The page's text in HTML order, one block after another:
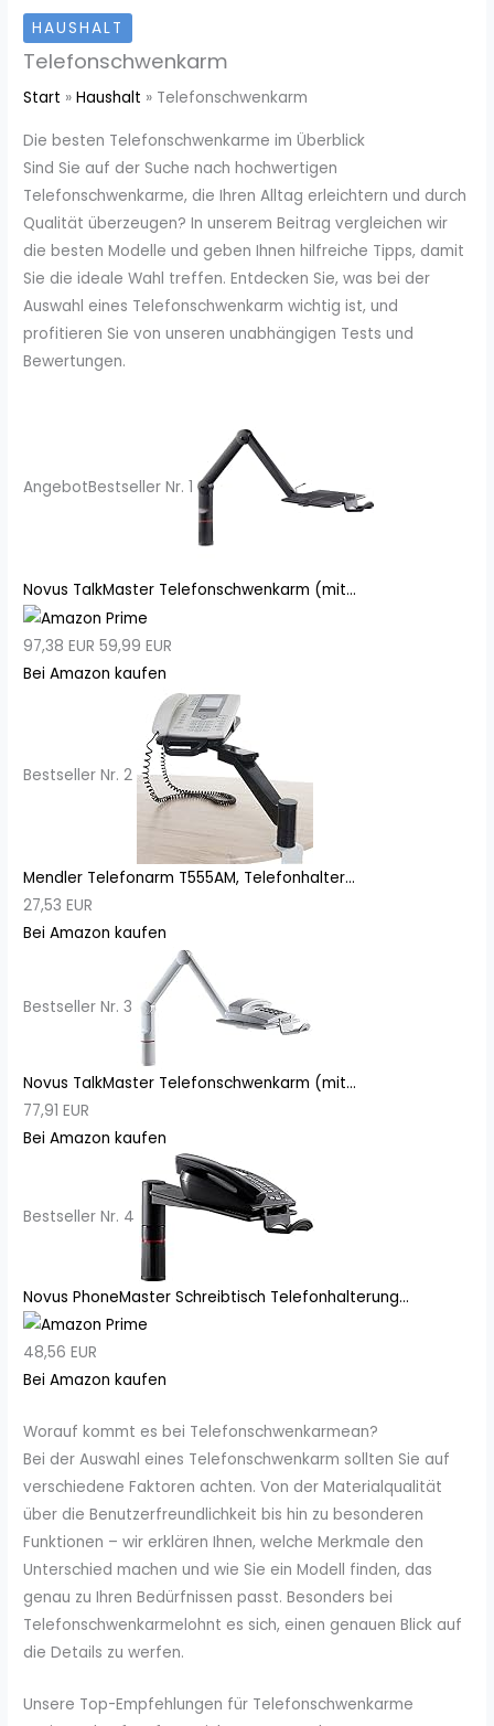
HAUSHALT
Telefonschwenkarm
Start Haushalt Telefonschwenkarm
Die besten Telefonschwenkarme im Überblick
Sind Sie auf der Suche nach hochwertigen
Telefonschwenkarme, die Ihren Alltag erleichtern und durch
Qualität überzeugen? In unserem Beitrag vergleichen wir
die besten Modelle und geben Ihnen hilfreiche Tipps, damit
Sie die ideale Wahl treffen. Entdecken Sie, was bei der
Auswahl eines Telefonschwenkarm wichtig ist, und
profitieren Sie von unseren unabhängigen Tests und
Bewertungen.
AngebotBestseller Nr. 1
Novus TalkMaster Telefonschwenkarm (mit...
97,38 EUR 59,99 EUR
Bei Amazon kaufen
Bestseller Nr. 2
Mendler Telefonarm T555AM, Telefonhalter...
27,53 EUR
Bei Amazon kaufen
Bestseller Nr. 3
Novus TalkMaster Telefonschwenkarm (mit...
77,91 EUR
Bei Amazon kaufen
Bestseller Nr. 4
Novus PhoneMaster Schreibtisch Telefonhalterung...
48,56 EUR
Bei Amazon kaufen
Worauf kommt es bei Telefonschwenkarmean?
Bei der Auswahl eines Telefonschwenkarm sollten Sie auf
verschiedene Faktoren achten. Von der Materialqualität
über die Benutzerfreundlichkeit bis hin zu besonderen
Funktionen – wir erklären Ihnen, welche Merkmale den
Unterschied machen und wie Sie ein Modell finden, das
genau zu Ihren Bedürfnissen passt. Besonders bei
Telefonschwenkarmelohnt es sich, einen genauen Blick auf
die Details zu werfen.
Unsere Top-Empfehlungen für Telefonschwenkarme